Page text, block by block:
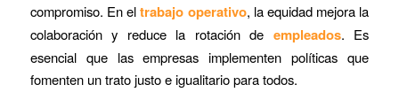
compromiso. En eltrabajo operativo, la equidad mejora la
colaboración y reduce la rotación de empleados. Es
esencial que las empresas implementen políticas que
fomenten un trato justo e igualitario para todos.